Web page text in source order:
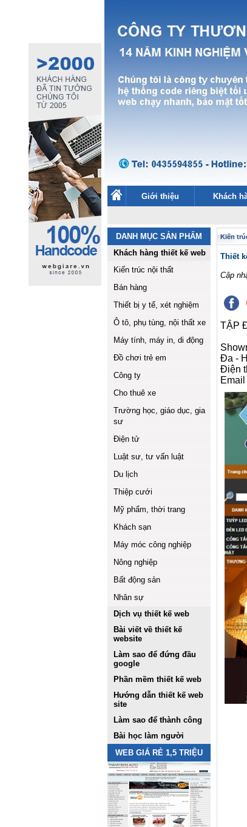
Giới thiệu Khách
DANH MỤC SẢN PHẨM
Khách hàng thiết kế web
Kiến trúc nội thất
Bán hàng
Thiết bị y tế, xét nghiệm
Ô tô, phụ tùng, nội thất xe
Máy tính, máy in, di động
Đồ chơi trẻ em
Công ty
Cho thuê xe
Trường học, giáo dục, gia
sư
Điện tử
Luật sư, tư vấn luật
Du lịch
Thiệp cưới
Mỹ phẩm, thời trang
Khách sạn
Máy móc công nghiệp
Nông nghiệp
Bất động sản
Nhân sự
Dịch vụ thiết kế web
Bài viết về thiết kế
website
Làm sao để đứng đầu
google
Phần mềm thiết kế web
Hướng dẫn thiết kế web
site
Làm sao để thành công
Bài học làm người
WEB GIÁ RẺ 1,5 TRIỆU
Kiến
Thiết
Cập
TẬP
Đa -
Điện